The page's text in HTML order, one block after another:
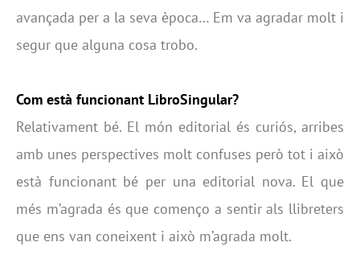
avançada per a la seva època… Em va agradar molt i
segur que alguna cosa trobo.
Com està funcionant LibroSingular?
Relativament bé. El món editorial és curiós, arribes
amb unes perspectives molt confuses però tot i això
està funcionant bé per una editorial nova. El que
més m’agrada és que començo a sentir als llibreters
que ens van coneixent i això m’agrada molt.